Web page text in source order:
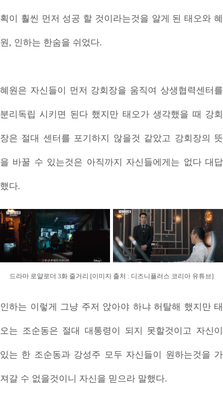
획이 훨씬 먼저 성공 할 것이라는것을 알게 된 태오와 혜
원, 인하는 한숨을 쉬었다.
혜원은 자신들이 먼저 강회장을 움직여 상생협력센터를
분리독립 시키면 된다 했지만 태오가 생각했을 때 강회
장은 절대 센터를 포기하지 않을것 같았고 강회장의 뜻
을 바꿀 수 있는것은 아직까지 자신들에게는 없다 대답
했다.
드라마 로얄로더 3화 줄거리 [이미지 출처 : 디즈니플러스 코리아 유튜브]
인하는 이렇게 그냥 주저 앉아야 하냐 허탈해 했지만 태
오는 조순동은 절대 대통령이 되지 못할것이고 자신이
있는 한 조순동과 강성주 모두 자신들이 원하는것을 가
져갈 수 없을것이니 자신을 믿으라 말했다.